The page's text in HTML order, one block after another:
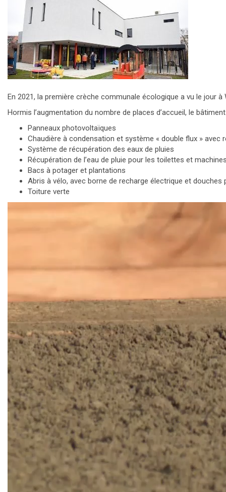
En 2021, la première crèche communale écologique a vu le jour à
Hormis l’augmentation du nombre de places d’accueil, le
Panneaux photovoltaïques
Chaudière à condensation et système « double flux » avec
Système de récupération des eaux de pluies
Récupération de l’eau de pluie pour les toilettes et
Bacs à potager et plantations
Abris à vélo, avec borne de recharge électrique et douches
Toiture verte